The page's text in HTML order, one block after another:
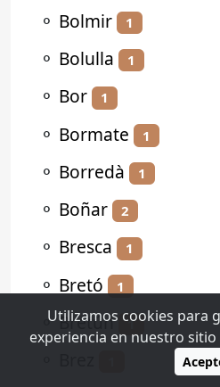
⚬ Bolmir 1
⚬ Bolulla 1
⚬ Bor 1
⚬ Bormate 1
⚬ Borredà 1
⚬ Boñar 2
⚬ Bresca 1
⚬ Bretó 1
⚬Bretún 1
Utilizamos cookies para
experiencia en nuestro sitio